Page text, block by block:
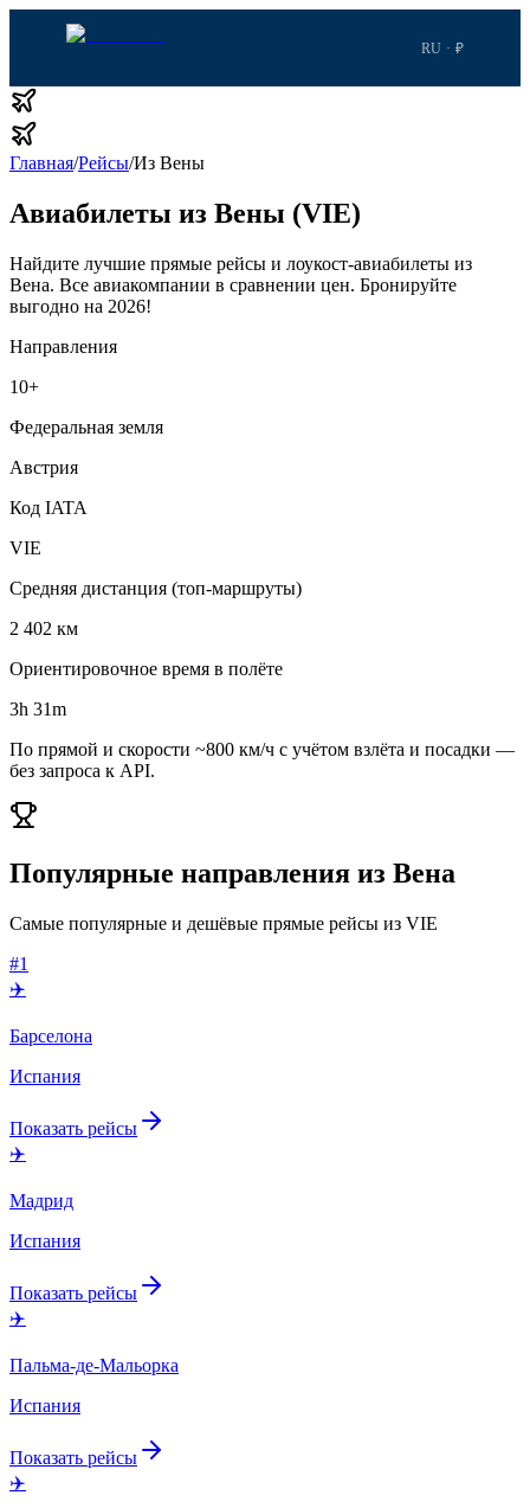
RU · ₽
Главная/Рейсы/Из Вены
Авиабилеты из Вены (VIE)
Найдите лучшие прямые рейсы и лоукост-авиабилеты из
Вена. Все авиакомпании в сравнении цен. Бронируйте
выгодно на 2026!
Направления
10+
Федеральная земля
Австрия
Код IATA
VIE
Средняя дистанция (топ-маршруты)
2 402 км
Ориентировочное время в полёте
3h 31m
По прямой и скорости ~800 км/ч с учётом взлёта и посадки —
без запроса к API.
Популярные направления из Вена
Самые популярные и дешёвые прямые рейсы из VIE
#1
✈️
Барселона
Испания
Показать рейсы
✈️
Мадрид
Испания
Показать рейсы
✈️
Пальма-де-Мальорка
Испания
Показать рейсы
✈️